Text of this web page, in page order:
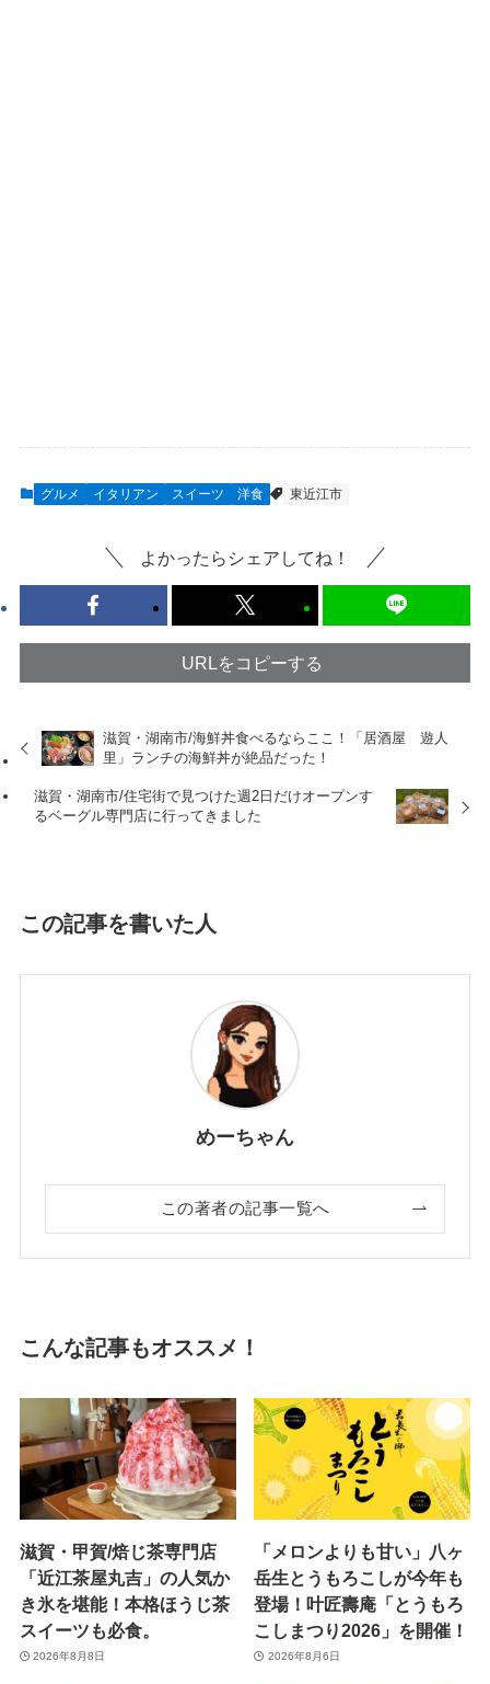
グルメ イタリアン スイーツ 洋食 東近江市
よかったらシェアしてね！
URLをコピーする
滋賀・湖南市/海鮮丼食べるならここ！「居酒屋 遊人
里」ランチの海鮮丼が絶品だった！
滋賀・湖南市/住宅街で見つけた週2日だけオープンす
るベーグル専門店に行ってきました
この記事を書いた人
めーちゃん
この著者の記事一覧へ
こんな記事もオススメ！
滋賀・甲賀/焙じ茶専門店
「近江茶屋丸吉」の人気か
き氷を堪能！本格ほうじ茶
スイーツも必食。
2026年8月8日
「メロンよりも甘い」八ヶ
岳生とうもろこしが今年も
登場！叶匠壽庵「とうもろ
こしまつり2026」を開催！
2026年8月6日